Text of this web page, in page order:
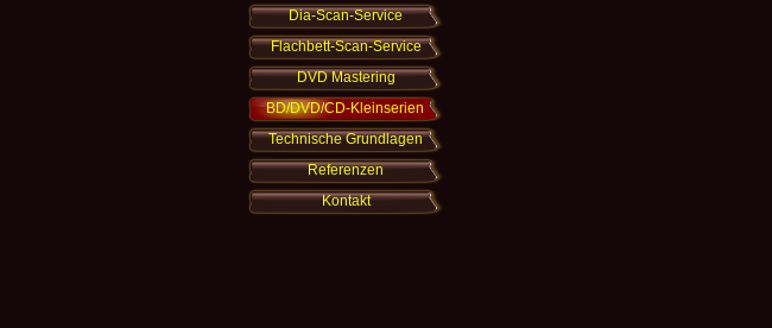
Dia-Scan-Service
Flachbett-Scan-Service
DVD Mastering
BD/DVD/CD-Kleinserien
Technische Grundlagen
Referenzen
Kontakt